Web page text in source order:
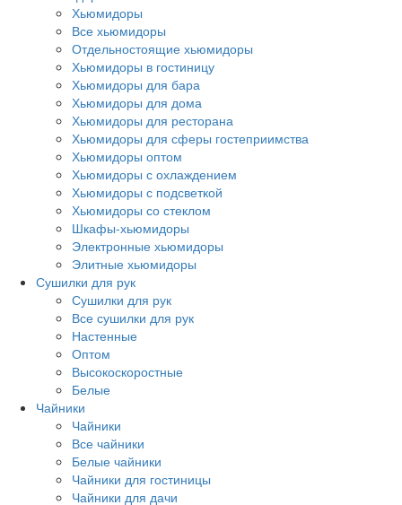
Хьюмидоры
Все хьюмидоры
Отдельностоящие хьюмидоры
Хьюмидоры в гостиницу
Хьюмидоры для бара
Хьюмидоры для дома
Хьюмидоры для ресторана
Хьюмидоры для сферы гостеприимства
Хьюмидоры оптом
Хьюмидоры с охлаждением
Хьюмидоры с подсветкой
Хьюмидоры со стеклом
Шкафы-хьюмидоры
Электронные хьюмидоры
Элитные хьюмидоры
Сушилки для рук
Сушилки для рук
Все сушилки для рук
Настенные
Оптом
Высокоскоростные
Белые
Чайники
Чайники
Все чайники
Белые чайники
Чайники для гостиницы
Чайники для дачи